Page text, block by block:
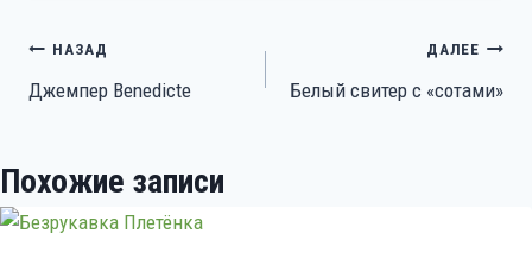
Навигация
по
НАЗАД
Джемпер Benedicte
ДАЛЕЕ
Белый свитер с «сотами»
Похожие записи